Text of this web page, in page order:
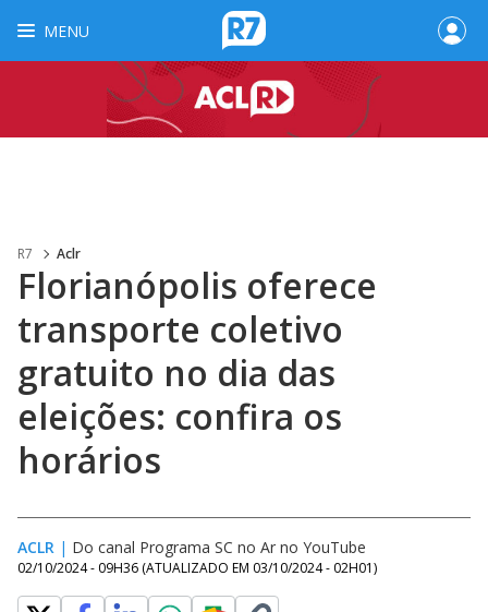
MENU
R7 Aclr
Florianópolis oferece
transporte coletivo
gratuito no dia das
eleições: confira os
horários
ACLR | Do canal Programa SC no Ar no YouTube
02/10/2024 - 09H36 (ATUALIZADO EM 03/10/2024 - 02H01)